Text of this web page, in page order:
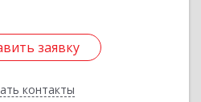
заявку
контакты
заявку
Назад